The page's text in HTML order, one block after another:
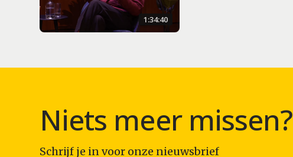
1:34:40
Niets meer missen?
Schrijf je in voor onze nieuwsbrief